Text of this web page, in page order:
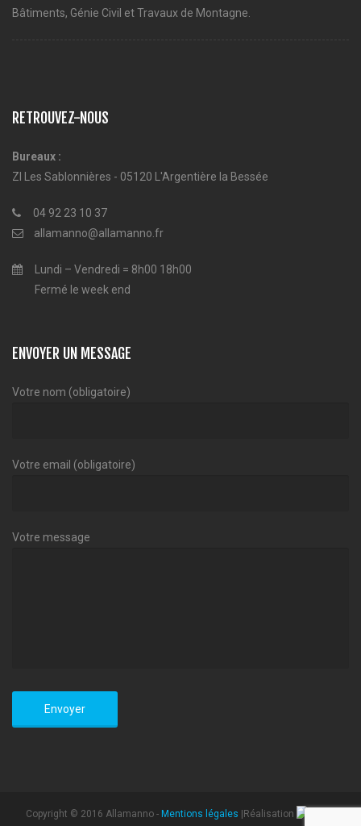
Bâtiments, Génie Civil et Travaux de Montagne.
RETROUVEZ-NOUS
Bureaux :
ZI Les Sablonnières - 05120 L'Argentière la Bessée
04 92 23 10 37
allamanno@allamanno.fr
Lundi – Vendredi = 8h00 18h00
Fermé le week end
ENVOYER UN MESSAGE
Votre nom (obligatoire)
Votre email (obligatoire)
Votre message
Copyright © 2016 Allamanno - Mentions légales |Réalisation